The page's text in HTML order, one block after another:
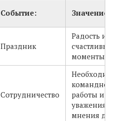
Событие: Значение:
Праздник
Радость и
счастливые
моменты
Сотрудничество
командной
работы и
уважения
мнения